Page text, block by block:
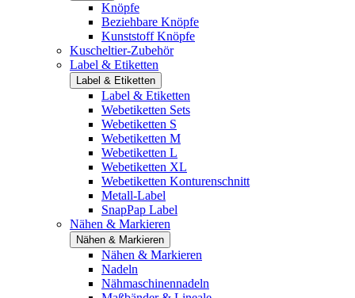
Knöpfe
Beziehbare Knöpfe
Kunststoff Knöpfe
Kuscheltier-Zubehör
Label & Etiketten
Label & Etiketten
Label & Etiketten
Webetiketten Sets
Webetiketten S
Webetiketten M
Webetiketten L
Webetiketten XL
Webetiketten Konturenschnitt
Metall-Label
SnapPap Label
Nähen & Markieren
Nähen & Markieren
Nähen & Markieren
Nadeln
Nähmaschinennadeln